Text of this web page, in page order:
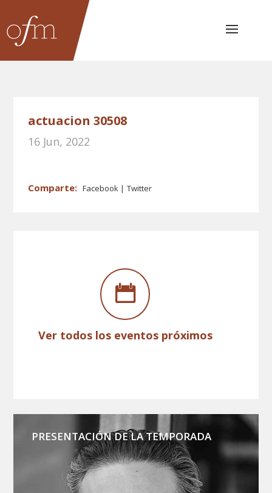
actuacion 30508
16 Jun, 2022
Facebook Twitter
Ver todos los eventos próximos
PRESENTACIÓN DE LA TEMPORADA